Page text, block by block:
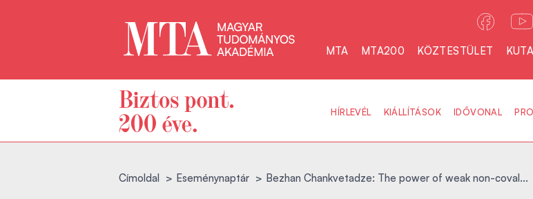
MTA MTA200 KÖZTESTÜLET
HÍRLEVÉL KIÁLLÍTÁSOK IDŐVONAL
Címoldal Eseménynaptár Bezhan Chankvetadze: The power of weak non-coval...